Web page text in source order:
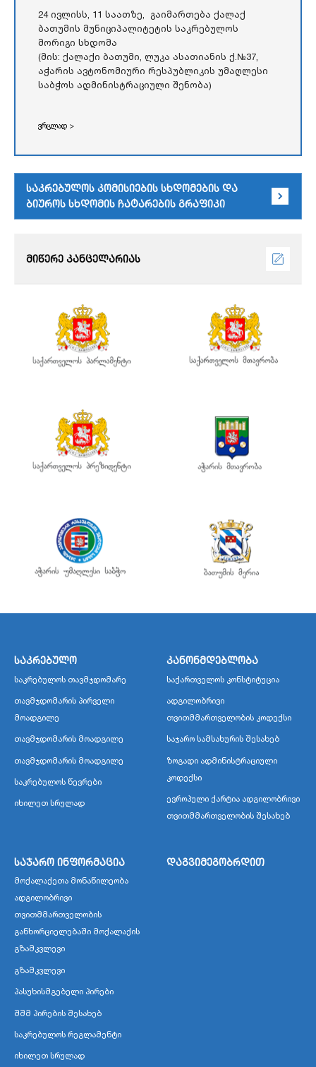
24 ივლისს, 11 საათზე, გაიმართება ქალაქ
ბათუმის მუნიციპალიტეტის საკრებულოს
მორიგი სხდომა
(მის: ქალაქი ბათუმი, ლუკა ასათიანის ქ.№37,
აჭარის ავტონომიური რესპუბლიკის უმაღლესი
საბჭოს ადმინისტრაციული შენობა)
ვრცლად >
საკრებულოს კომისიების სხდომების და
ბიუროს სხდომის ჩატარების გრაფიკი
მიწერე კანცელარიას
საკრებულო
საკრებულოს თავმჯდომარე
თავმჯდომარის პირველი
მოადგილე
თავმჯდომარის მოადგილე
თავმჯდომარის მოადგილე
საკრებულოს წევრები
იხილეთ სრულად
კანონმდებლობა
საქართველოს კონსტიტუცია
ადგილობრივი
თვითმმართველობის კოდექსი
საჯარო სამსახურის შესახებ
ზოგადი ადმინისტრაციული
კოდექსი
ევროპული ქარტია ადგილობრივი
თვითმმართველობის შესახებ
საჯარო ინფორმაცია
მოქალაქეთა მონაწილეობა
ადგილობრივი
თვითმმართველობის
განხორციელებაში მოქალაქის
გზამკვლევი
გზამკვლევი
პასუხისმგებელი პირები
შშმ პირების შესახებ
საკრებულოს რეგლამენტი
იხილეთ სრულად
დაგვიმეგობრდით